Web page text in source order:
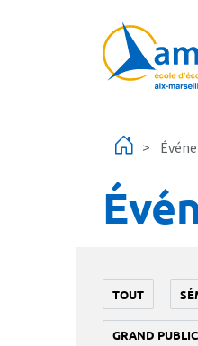
TOUT
GRAND PUBLIC